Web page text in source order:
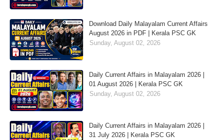
Download Daily Malayalam Current Affairs
August 2026 in PDF | Kerala PSC GK
Sunday, August 02, 2026
Daily Current Affairs in Malayalam 2026 |
01 August 2026 | Kerala PSC GK
Sunday, August 02, 2026
Daily Current Affairs in Malayalam 2026 |
31 July 2026 | Kerala PSC GK